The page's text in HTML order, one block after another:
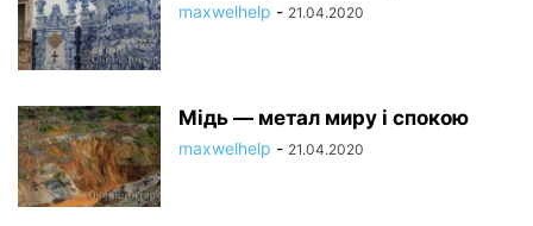
maxwelhelp - 21.04.2020
Мідь — метал миру і спокою
maxwelhelp - 21.04.2020